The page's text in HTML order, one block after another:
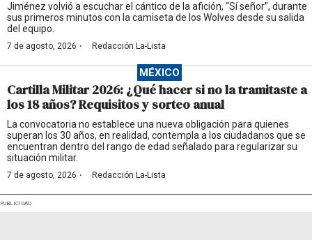
Jiménez volvió a escuchar el cántico de la afición, “Sí señor”, durante
sus primeros minutos con la camiseta de los Wolves desde su salida
del equipo.
7 de agosto, 2026 · Redacción La-Lista
MÉXICO
Cartilla Militar 2026: ¿Qué hacer si no la tramitaste a
los 18 años? Requisitos y sorteo anual
La convocatoria no establece una nueva obligación para quienes
superan los 30 años, en realidad, contempla a los ciudadanos que se
encuentran dentro del rango de edad señalado para regularizar su
situación militar.
7 de agosto, 2026 · Redacción La-Lista
PUBLICIDAD